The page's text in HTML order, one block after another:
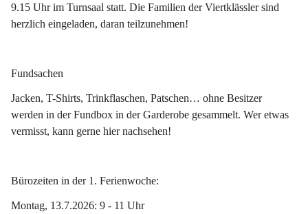
9.15 Uhr im Turnsaal statt. Die Familien der Viertklässler sind
herzlich eingeladen, daran teilzunehmen!
Fundsachen
Jacken, T-Shirts, Trinkflaschen, Patschen… ohne Besitzer
werden in der Fundbox in der Garderobe gesammelt. Wer etwas
vermisst, kann gerne hier nachsehen!
Bürozeiten in der 1. Ferienwoche:
Montag, 13.7.2026: 9 - 11 Uhr